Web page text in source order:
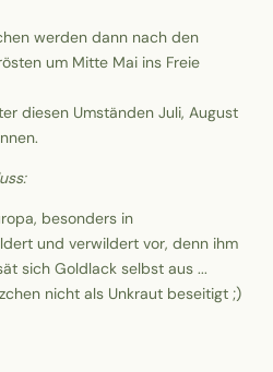
werden dann nach den
um Mitte Mai ins Freie
diesen Umständen Juli, August
besonders in
und verwildert vor, denn ihm
sich Goldlack selbst aus ...
nicht als Unkraut beseitigt ;)